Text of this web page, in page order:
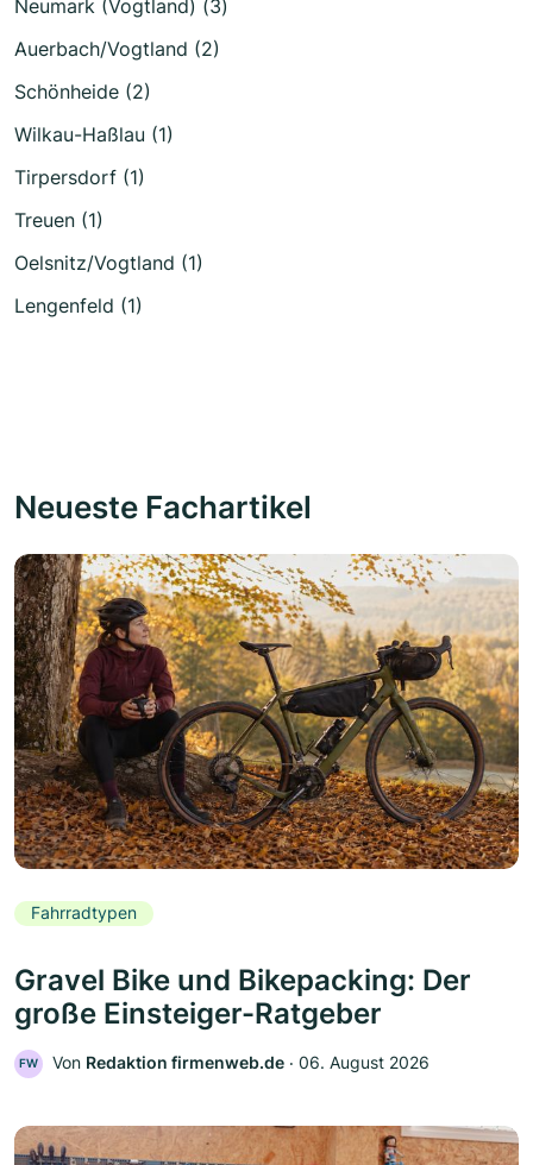
Neumark (Vogtland) (3)
Auerbach/Vogtland (2)
Schönheide (2)
Wilkau-Haßlau (1)
Tirpersdorf (1)
Treuen (1)
Oelsnitz/Vogtland (1)
Lengenfeld (1)
Neueste Fachartikel
Fahrradtypen
Gravel Bike und Bikepacking: Der
große Einsteiger-Ratgeber
FW Von Redaktion firmenweb.de ‧ 06. August 2026